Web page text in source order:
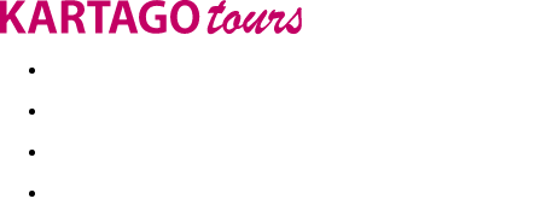
Last minute Dovolenkové kluby